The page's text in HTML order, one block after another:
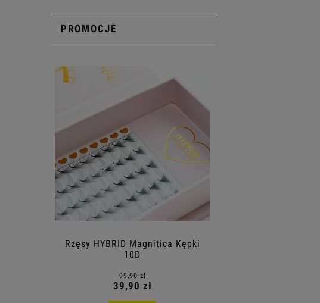
PROMOCJE
Rzęsy HYBRID Magnitica Kępki
10D
99,90 zł
39,90 zł